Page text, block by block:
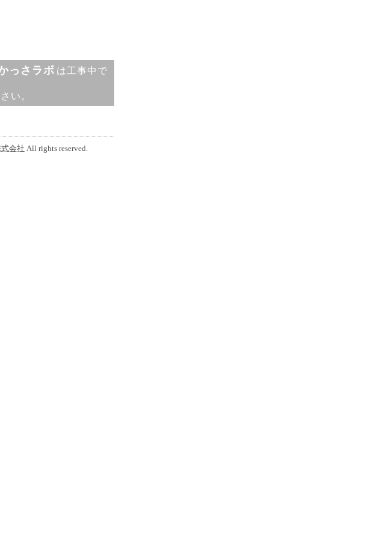
っさラボ は工事中で
い。
会社 All rights reserved.